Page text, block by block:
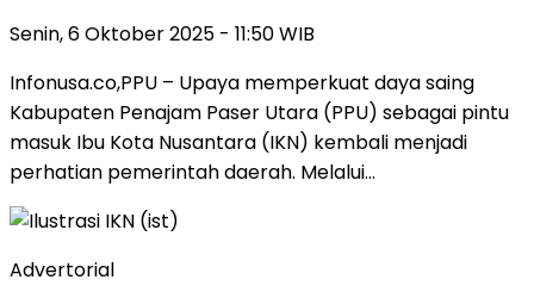
Senin, 6 Oktober 2025 - 11:50 WIB
Infonusa.co,PPU – Upaya memperkuat daya saing
Kabupaten Penajam Paser Utara (PPU) sebagai pintu
masuk Ibu Kota Nusantara (IKN) kembali menjadi
perhatian pemerintah daerah. Melalui…
Advertorial